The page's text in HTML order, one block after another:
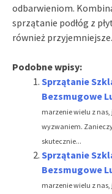
odbarwieniom.
sprzątanie podłóg z
również przyjemniejsze.
Podobne wpisy:
Sprzątanie
Bezsmugowe
marzenie wielu z nas,
wyzwaniem.
skutecznie...
Sprzątanie
Bezsmugowe
marzenie wielu z nas,